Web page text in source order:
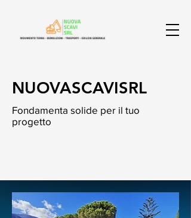
NUOVASCAVISRL
Fondamenta solide per il tuo
progetto